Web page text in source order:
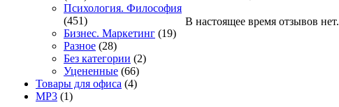
Психология. Философия
(451)
Бизнес. Маркетинг (19)
Разное (28)
Без категории (2)
Уцененные (66)
Товары для офиса (4)
MP3 (1)
В настоящее время отзывов нет.